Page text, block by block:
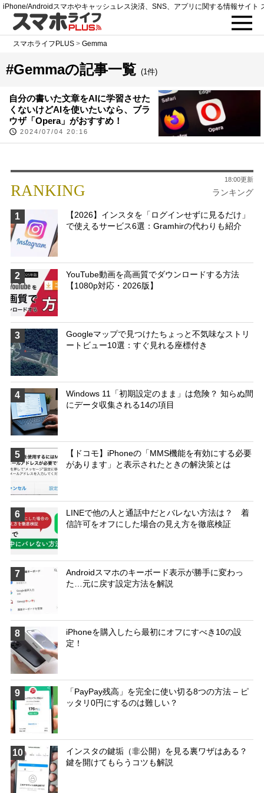
iPhone/Androidスマホやキャッシュレス決済、SNS、アプリに関する情報サイト
スマホライフPLUS >Gemma
#Gemmaの記事一覧 (1件)
自分の書いた文章をAIに学習させた
くないけどAIを使いたいなら、ブラ
ウザ「Opera」がおすすめ！
2024/07/04 20:16
RANKING ランキング
18:00更新
1
【2026】インスタを「ログインせずに見るだけ」
で使えるサービス6選：Gramhirの代わりも紹介
2
YouTube動画を高画質でダウンロードする方法
【1080p対応・2026版】
3
Googleマップで見つけたちょっと不気味なストリ
ートビュー10選：すぐ見れる座標付き
4
Windows 11「初期設定のまま」は危険？ 知らぬ間
にデータ収集される14の項目
5
【ドコモ】iPhoneの「MMS機能を有効にする必要
があります」と表示されたときの解決策とは
6
LINEで他の人と通話中だとバレない方法は？ 着
信許可をオフにした場合の見え方を徹底検証
7
Androidスマホのキーボード表示が勝手に変わっ
た…元に戻す設定方法を解説
8
iPhoneを購入したら最初にオフにすべき10の設
定！
9
「PayPay残高」を完全に使い切る8つの方法 – ピ
ッタリ0円にするのは難しい？
10
インスタの鍵垢（非公開）を見る裏ワザはある？
鍵を開けてもらうコツも解説